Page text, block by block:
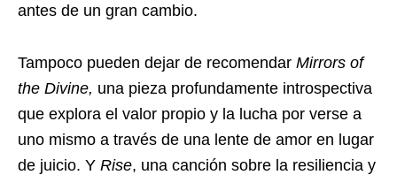
antes de un gran cambio.
Tampoco pueden dejar de recomendar Mirrors of
the Divine, una pieza profundamente introspectiva
que explora el valor propio y la lucha por verse a
uno mismo a través de una lente de amor en lugar
de juicio. Y Rise, una canción sobre la resiliencia y